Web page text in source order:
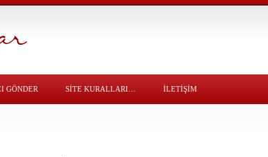
GÖNDER SITE KURALLARI… İLETİŞİM